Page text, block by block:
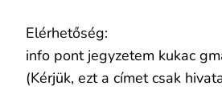
Elérhetőség:
info pont jegyzetem kukac
(Kérjük, ezt a címet csak